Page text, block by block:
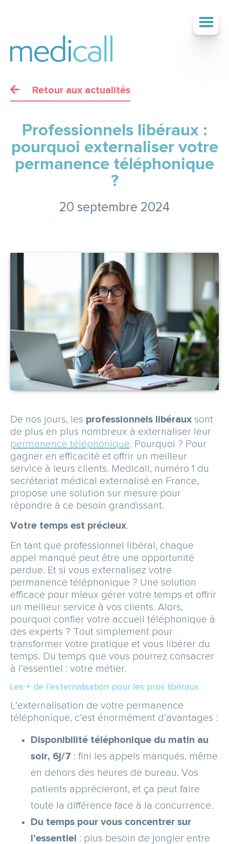
Retour aux actualités
Professionnels libéraux :
pourquoi externaliser votre
permanence téléphonique
?
20 septembre 2024
De nos jours, les professionnels libéraux sont
de plus en plus nombreux à externaliser leur
permanence téléphonique. Pourquoi ? Pour
gagner en efficacité et offrir un meilleur
service à leurs clients. Medicall, numéro 1 du
secrétariat médical externalisé en France,
propose une solution sur mesure pour
répondre à ce besoin grandissant.
Votre temps est précieux.
En tant que professionnel libéral, chaque
appel manqué peut être une opportunité
perdue. Et si vous externalisez votre
permanence téléphonique ? Une solution
efficace pour mieux gérer votre temps et offrir
un meilleur service à vos clients. Alors,
pourquoi confier votre accueil téléphonique à
des experts ? Tout simplement pour
transformer votre pratique et vous libérer du
temps. Du temps que vous pourrez consacrer
à l’essentiel : votre métier.
Les + de l’externalisation pour les pros libéraux
L’externalisation de votre permanence
téléphonique, c’est énormément d’avantages :
Disponibilité téléphonique du matin au
soir, 6j/7 : fini les appels manqués, même
en dehors des heures de bureau. Vos
patients apprécieront, et ça peut faire
toute la différence face à la concurrence.
Du temps pour vous concentrer sur
l’essentiel : plus besoin de jongler entre
SOCIÉTÉ
SERVICES
NOUS CONTACTER
OBTENEZ UN DEVIS GRATUITEMENT
SERVICE & APPEL GRATUIT